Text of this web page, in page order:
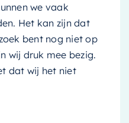
we vaak
Het kan zijn dat
bent nog niet op
wij druk mee bezig.
dat wij het niet